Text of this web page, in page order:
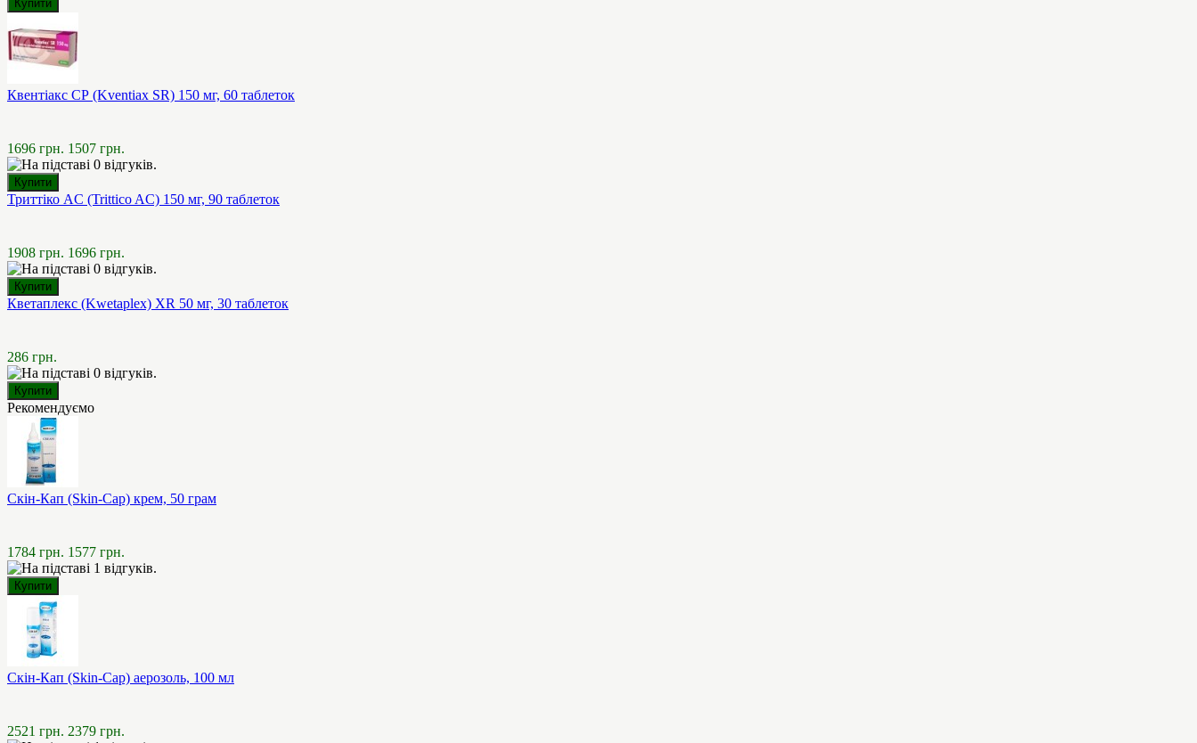
Квентіакс СР (Kventiax SR) 150 мг, 60 таблеток
1696 грн. 1507 грн.
Триттіко AC (Trittico AC) 150 мг, 90 таблеток
1908 грн. 1696 грн.
Кветаплекс (Kwetaplex) XR 50 мг, 30 таблеток
286 грн.
Рекомендуємо
Скін-Кап (Skin-Cap) крем, 50 грам
1784 грн. 1577 грн.
Скін-Кап (Skin-Cap) аерозоль, 100 мл
2521 грн. 2379 грн.